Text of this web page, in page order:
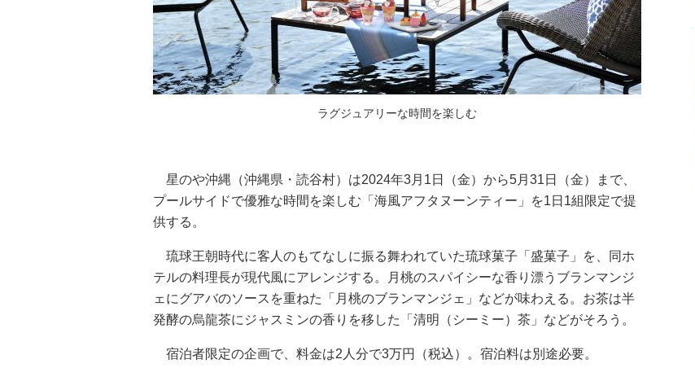
ラグジュアリーな時間を楽しむ
星のや沖縄（沖縄県・読谷村）は2024年3月1日（金）から5月31日（金）まで、
プールサイドで優雅な時間を楽しむ「海風アフタヌーンティー」を1日1組限定で提
供する。
琉球王朝時代に客人のもてなしに振る舞われていた琉球菓子「盛菓子」を、同ホ
テルの料理長が現代風にアレンジする。月桃のスパイシーな香り漂うブランマンジ
ェにグアバのソースを重ねた「月桃のブランマンジェ」などが味わえる。お茶は半
発酵の烏龍茶にジャスミンの香りを移した「清明（シーミー）茶」などがそろう。
宿泊者限定の企画で、料金は2人分で3万円（税込）。宿泊料は別途必要。